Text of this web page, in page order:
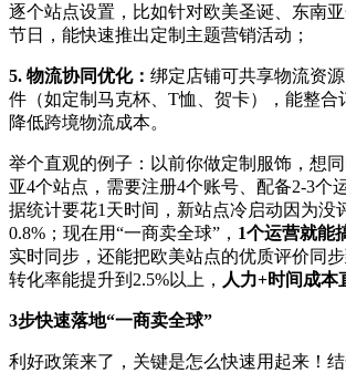
逐个站点设置，比如针对欧美圣诞、东南
节日，能快速推出定制主题营销活动；
5. 物流协同优化： 绑定店铺可共享物流资
件（如定制马克杯、T恤、贺卡），能整合
降低跨境物流成本。
举个直观的例子：以前你做定制服饰，想
亚4个站点，需要注册4个账号、配备2-3个
据统计要花1天时间，新站点冷启动因为没
0.8%；现在用“一商卖全球”， 1个运营就能
实时同步，还能把欧美站点的优质评价同步
转化率能提升到2.5%以上， 人力+时间成本
3步快速落地“一商卖全球”
利好政策来了，关键是怎么快速用起来！